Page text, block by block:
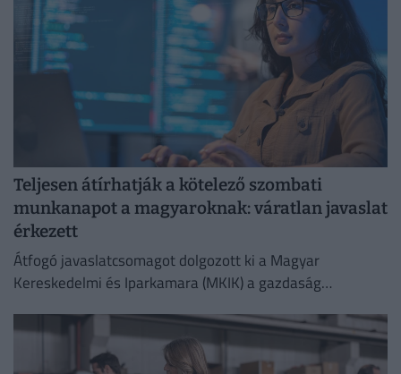
Teljesen átírhatják a kötelező szombati
munkanapot a magyaroknak: váratlan javaslat
érkezett
Átfogó javaslatcsomagot dolgozott ki a Magyar
Kereskedelmi és Iparkamara (MKIK) a gazdaság
kezelése érdekében.